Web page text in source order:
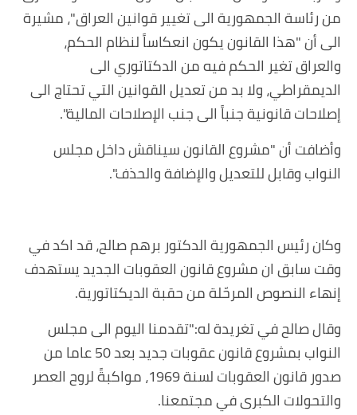
من رئاسة الجمهورية الى تغيير قوانين العراق"، مشيرة
الى أن "هذا القانون يكون انعكاساً لنظام الحكم،
والعراق تغير الحكم فيه من الدكتاتوري الى
الديمقراطي، ولا بد من تعديل القوانين التي تحتاج الى
إصلاحات قانونية جنباً الى جنب الإصلاحات المالية".
وأضافت أن "مشروع القانون سيناقش داخل مجلس
النواب وقابل للتعديل والإضافة والحذف".
وكان رئيس الجمهورية الدكتور برهم صالح، قد اكد في
وقت سابق ان مشروع قانون العقوبات الجديد يستهدف
إنهاء النصوص المرحّلة من حقبة الديكتاتورية.
وقال صالح في تغريدة له:"تقدمنا اليوم الى مجلس
النواب بمشروع قانون عقوبات جديد بعد 50 عاما من
صدور قانون العقوبات لسنة 1969، مواكبةً لروح العصر
والتحولات الكبرى في مجتمعنا.